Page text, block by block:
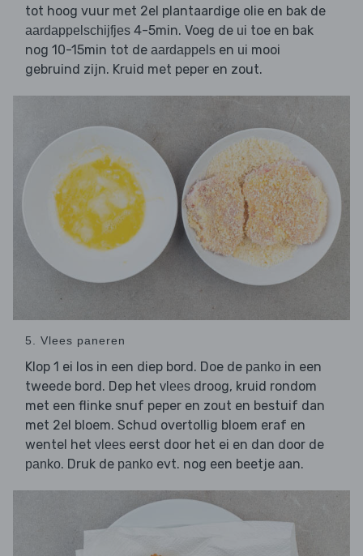
tot hoog vuur met 2el plantaardige olie en bak de
aardappelschijfjes 4-5min. Voeg de ui toe en bak
nog 10-15min tot de aardappels en ui mooi
gebruind zijn. Kruid met peper en zout.
5. Vlees paneren
Klop 1 ei los in een diep bord. Doe de panko in een
tweede bord. Dep het vlees droog, kruid rondom
met een flinke snuf peper en zout en bestuif dan
met 2el bloem. Schud overtollig bloem eraf en
wentel het vlees eerst door het ei en dan door de
panko. Druk de panko evt. nog een beetje aan.